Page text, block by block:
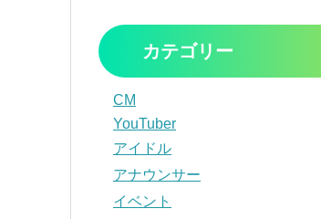
カテゴリー
CM
YouTuber
アイドル
アナウンサー
イベント